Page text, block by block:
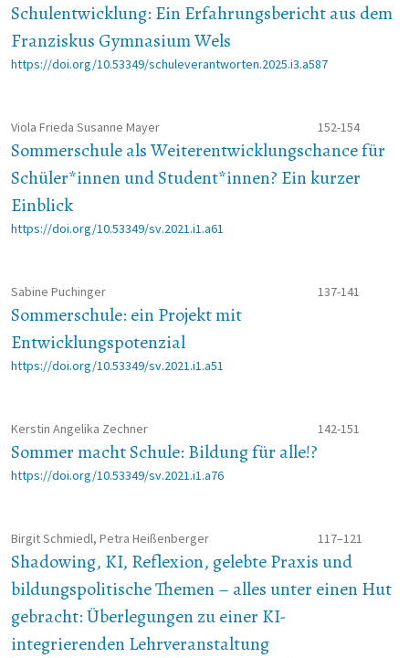
Schulentwicklung: Ein Erfahrungsbericht aus dem
Franziskus Gymnasium Wels
https://doi.org/10.53349/schuleverantworten.2025.i3.a587
Viola Frieda Susanne Mayer 152-154
Sommerschule als Weiterentwicklungschance für
Schüler*innen und Student*innen? Ein kurzer
Einblick
https://doi.org/10.53349/sv.2021.i1.a61
Sabine Puchinger 137-141
Sommerschule: ein Projekt mit
Entwicklungspotenzial
https://doi.org/10.53349/sv.2021.i1.a51
Kerstin Angelika Zechner 142-151
Sommer macht Schule: Bildung für alle!?
https://doi.org/10.53349/sv.2021.i1.a76
Birgit Schmiedl, Petra Heißenberger 117–121
Shadowing, KI, Reflexion, gelebte Praxis und
bildungspolitische Themen – alles unter einen Hut
gebracht: Überlegungen zu einer KI-
integrierenden Lehrveranstaltung